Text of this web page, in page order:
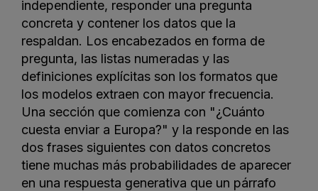
independiente, responder una pregunta
concreta y contener los datos que la
respaldan. Los encabezados en forma de
pregunta, las listas numeradas y las
definiciones explícitas son los formatos que
los modelos extraen con mayor frecuencia.
Una sección que comienza con "¿Cuánto
cuesta enviar a Europa?" y la responde en las
dos frases siguientes con datos concretos
tiene muchas más probabilidades de aparecer
en una respuesta generativa que un párrafo